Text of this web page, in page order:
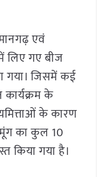
एवं
लिए गए बीज
गया। जिसमें कई
कार्यक्रम के
के कारण
का कुल 10
किया गया है।